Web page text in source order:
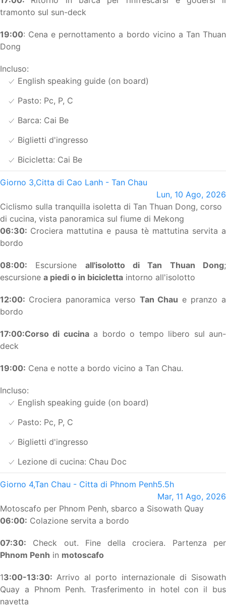
tramonto sul sun-deck
19:00: Cena e pernottamento a bordo vicino a Tan Thuan
Dong
Incluso:
English speaking guide (on board)
Pasto: Pc, P, C
Barca: Cai Be
Biglietti d'ingresso
Bicicletta: Cai Be
Giorno 3,Citta di Cao Lanh - Tan Chau
Lun, 10 Ago, 2026
Ciclismo sulla tranquilla isoletta di Tan Thuan Dong, corso
di cucina, vista panoramica sul fiume di Mekong
06:30: Crociera mattutina e pausa tè mattutina servita a
bordo
08:00: Escursione all'isolotto di Tan Thuan Dong;
escursione a piedi o in bicicletta intorno all'isolotto
12:00: Crociera panoramica verso Tan Chau e pranzo a
bordo
17:00:Corso di cucinaa bordo o tempo libero sul aun-
deck
19:00: Cena e notte a bordo vicino a Tan Chau.
Incluso:
English speaking guide (on board)
Pasto: Pc, P, C
Biglietti d'ingresso
Lezione di cucina: Chau Doc
Giorno 4,Tan Chau - Citta di Phnom Penh5.5h
Mar, 11 Ago, 2026
Motoscafo per Phnom Penh, sbarco a Sisowath Quay
06:00: Colazione servita a bordo
07:30: Check out. Fine della crociera. Partenza per
Phnom Penh in motoscafo
13:00-13:30: Arrivo al porto internazionale di Sisowath
Quay a Phnom Penh. Trasferimento in hotel con il bus
navetta